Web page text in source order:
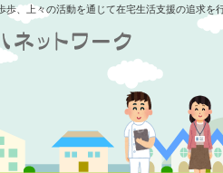
歩、上々の活動を通じて在宅生活支援の追求を